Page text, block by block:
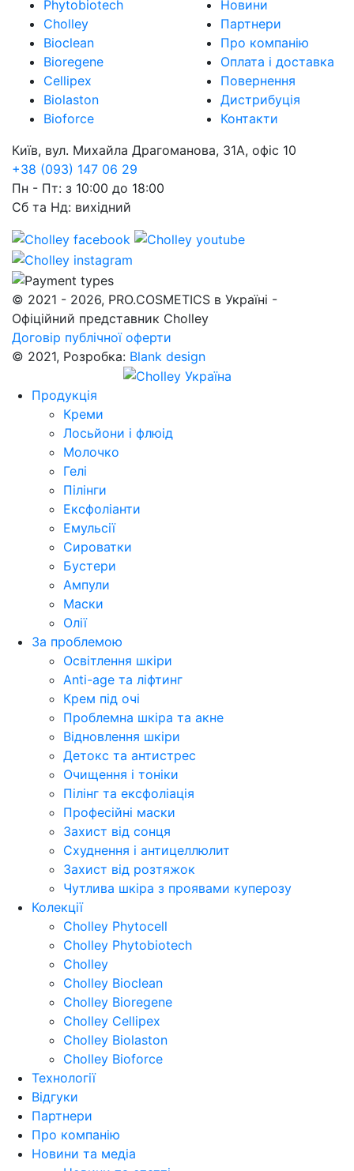
Phytobiotech
Cholley
Bioclean
Bioregene
Cellipex
Biolaston
Bioforce
Новини
Партнери
Про компанію
Оплата і доставка
Повернення
Дистрибуція
Контакти
Київ, вул. Михайла Драгоманова, 31А, офіс 10
+38 (093) 147 06 29
Пн - Пт: з 10:00 до 18:00
Сб та Нд: вихідний
© 2021 - 2026, PRO.COSMETICS в Україні -
Офіційний представник Cholley
Договір публічної оферти
© 2021, Розробка: Blank design
Продукція
Креми
Лосьйони і флюід
Молочко
Гелі
Пілінги
Ексфоліанти
Емульсії
Сироватки
Бустери
Ампули
Маски
Олії
За проблемою
Освітлення шкіри
Anti-age та ліфтинг
Крем під очі
Проблемна шкіра та акне
Відновлення шкіри
Детокс та антистрес
Очищення і тоніки
Пілінг та ексфоліація
Професійні маски
Захист від сонця
Схуднення і антицеллюлит
Захист від розтяжок
Чутлива шкіра з проявами куперозу
Колекції
Cholley Phytocell
Cholley Phytobiotech
Cholley
Cholley Bioclean
Cholley Bioregene
Cholley Cellipex
Cholley Biolaston
Cholley Bioforce
Технології
Відгуки
Партнери
Про компанію
Новини та медіа